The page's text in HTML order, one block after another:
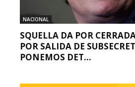
NACIONAL
SQUELLA DA POR
POR SALIDA DE
PONEMOS DET...